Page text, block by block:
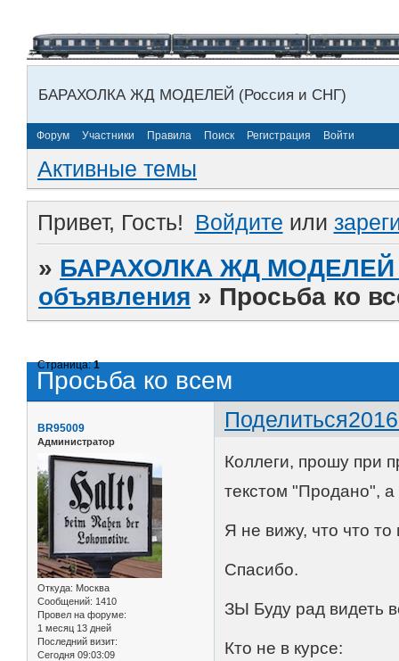
БАРАХОЛКА ЖД МОДЕЛЕЙ (Россия и СНГ)
Форум Участники Правила Поиск Регистрация Войти
Активные темы
Привет, Гость! Войдите или
» БАРАХОЛКА ЖД МОДЕЛЕЙ
объявления » Просьба ко
Просьба ко всем
Страница:1
Поделиться
BR95009
Администратор
Откуда: Москва
Сообщений: 1410
Провел на форуме:
1 месяц 13 дней
Последний визит:
Сегодня 09:03:09
Коллеги, прошу при
текстом "Продано",
Я не вижу, что что
Спасибо.
ЗЫ Буду рад видеть
Кто не в курсе: